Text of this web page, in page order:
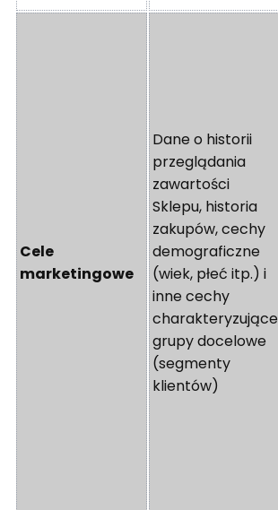
Cele
marketingowe
Dane o historii
przeglądania
zawartości
Sklepu, historia
zakupów, cechy
demograficzne
(wiek, płeć itp.) i
inne cechy
charakteryzujące
grupy docelowe
(segmenty
klientów)